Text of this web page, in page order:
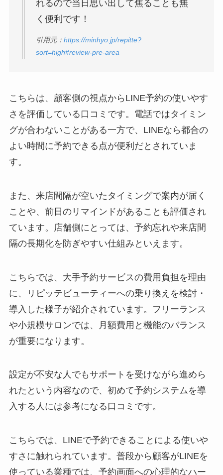
れるので当日思い出して焦ることも無
く便利です！
引用元： https://minhyo.jp/repitte?
sort=high#review-pre-area
こちらは、顧客側の視点からLINE予約の使いやす
さを評価している口コミです。電話ではタイミン
グが合わないことがある一方で、LINEなら都合の
よい時間に予約できる点が便利だとされていま
す。
また、来店間隔が空いたタイミングで案内が届く
ことや、前日のリマインドがあることも評価され
ています。店舗側にとっては、予約忘れや来店間
隔の長期化を防ぎやすい仕組みといえます。
こちらでは、大手予約サービスの費用負担を理由
に、リピッテビューティーへの乗り換えを検討・
導入した様子が紹介されています。フリーランス
や小規模サロンでは、月額費用と機能のバランス
が重要になります。
設定が不安な人でもサポートを受けながら進めら
れたという内容なので、初めて予約システムを導
入する人には参考になる口コミです。
こちらでは、LINEで予約できることによる使いや
すさに触れられています。普段から顧客がLINEを
使っている業種では、予約画面への心理的なハー